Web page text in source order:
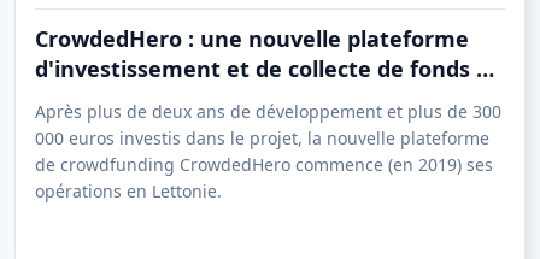
CrowdedHero : une nouvelle plateforme
d'investissement et de collecte de fonds a
démarré ses activités en Lettonie
Après plus de deux ans de développement et plus de 300
000 euros investis dans le projet, la nouvelle plateforme
de crowdfunding CrowdedHero commence (en 2019) ses
opérations en Lettonie.